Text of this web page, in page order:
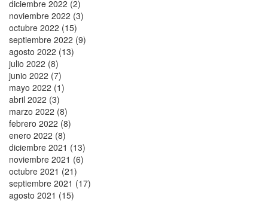
diciembre 2022 (2)
noviembre 2022 (3)
octubre 2022 (15)
septiembre 2022 (9)
agosto 2022 (13)
julio 2022 (8)
junio 2022 (7)
mayo 2022 (1)
abril 2022 (3)
marzo 2022 (8)
febrero 2022 (8)
enero 2022 (8)
diciembre 2021 (13)
noviembre 2021 (6)
octubre 2021 (21)
septiembre 2021 (17)
agosto 2021 (15)